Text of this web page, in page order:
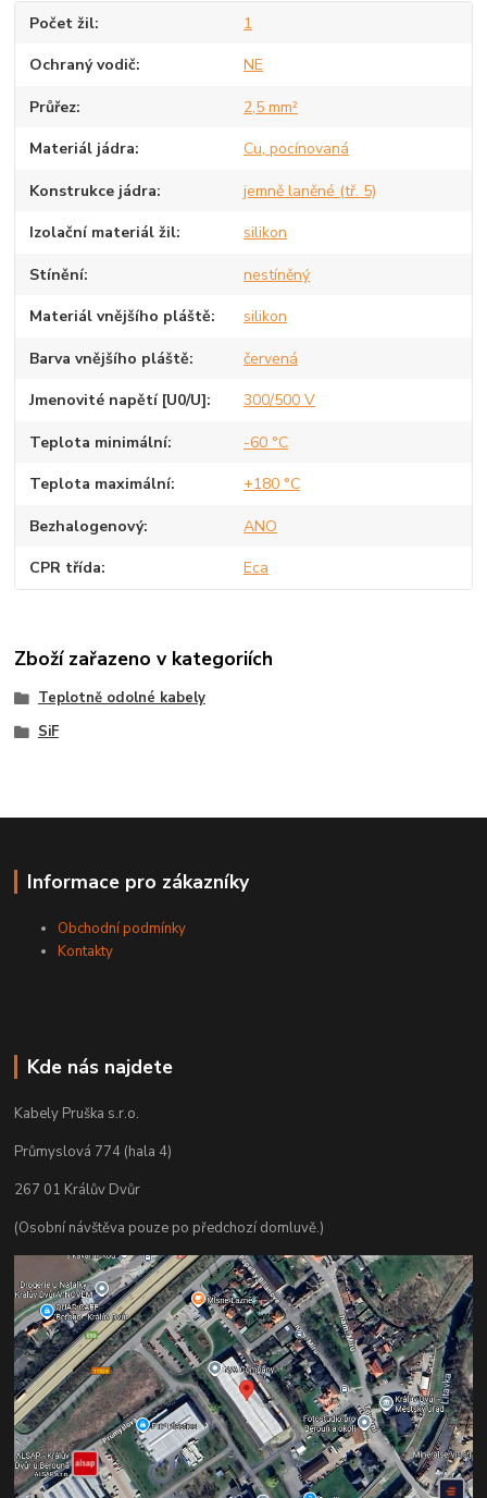
Počet žil 1
Ochraný vodič NE
Průřez 2,5 mm²
Materiál jádra Cu, pocínovaná
Konstrukce jádra jemně laněné (tř. 5)
Izolační materiál žil silikon
Stínění nestíněný
Materiál vnějšího pláště silikon
Barva vnějšího pláště červená
Jmenovité napětí [U0/U] 300/500 V
Teplota minimální -60 °C
Teplota maximální +180 °C
Bezhalogenový ANO
CPR třída Eca
Zboží zařazeno v kategoriích
Teplotně odolné kabely
SiF
Informace pro zákazníky
Obchodní podmínky
Kontakty
Kde nás najdete
Kabely Pruška s.r.o.
Průmyslová 774 (hala 4)
267 01 Králův Dvůr
(Osobní návštěva pouze po předchozí domluvě.)